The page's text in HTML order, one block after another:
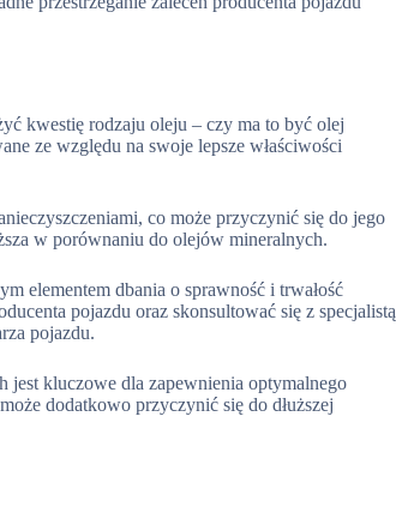
kwestię rodzaju oleju – czy ma to być olej
ze względu na swoje lepsze właściwości
co może przyczynić się do jego
w porównaniu do olejów mineralnych.
elementem dbania o sprawność i trwałość
pojazdu oraz skonsultować się z specjalistą
pojazdu.
jest kluczowe dla zapewnienia optymalnego
dodatkowo przyczynić się do dłuższej